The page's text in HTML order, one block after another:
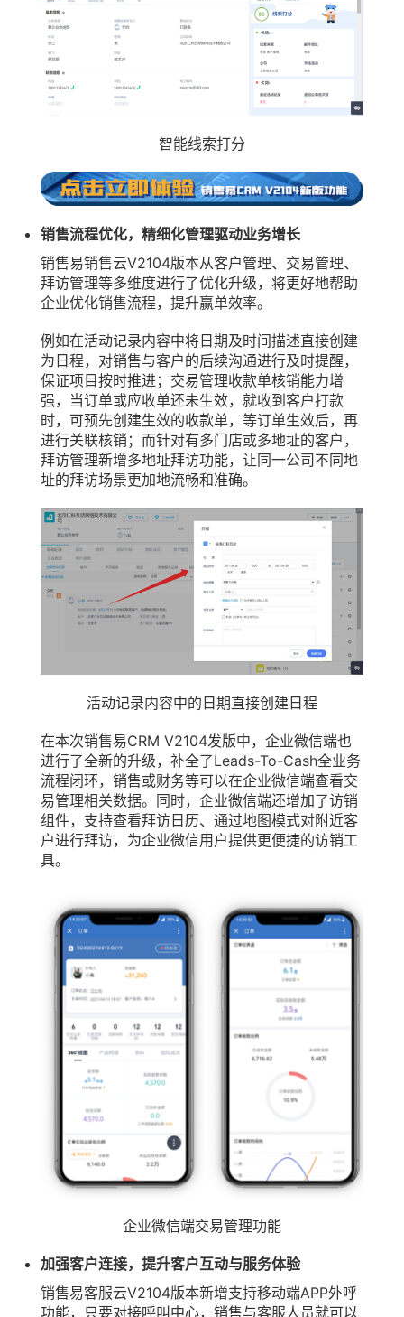
智能线索打分
销售流程优化，精细化管理驱动业务增长
销售易销售云V2104版本从客户管理、交易管理、
拜访管理等多维度进行了优化升级，将更好地帮助
企业优化销售流程，提升赢单效率。
例如在活动记录内容中将日期及时间描述直接创建
为日程，对销售与客户的后续沟通进行及时提醒，
保证项目按时推进；交易管理收款单核销能力增
强，当订单或应收单还未生效，就收到客户打款
时，可预先创建生效的收款单，等订单生效后，再
进行关联核销；而针对有多门店或多地址的客户，
拜访管理新增多地址拜访功能，让同一公司不同地
址的拜访场景更加地流畅和准确。
活动记录内容中的日期直接创建日程
在本次销售易CRM V2104发版中，企业微信端也
进行了全新的升级，补全了Leads-To-Cash全业务
流程闭环，销售或财务等可以在企业微信端查看交
易管理相关数据。同时，企业微信端还增加了访销
组件，支持查看拜访日历、通过地图模式对附近客
户进行拜访，为企业微信用户提供更便捷的访销工
具。
企业微信端交易管理功能
加强客户连接，提升客户互动与服务体验
销售易客服云V2104版本新增支持移动端APP外呼
功能，只要对接呼叫中心，销售与客服人员就可以